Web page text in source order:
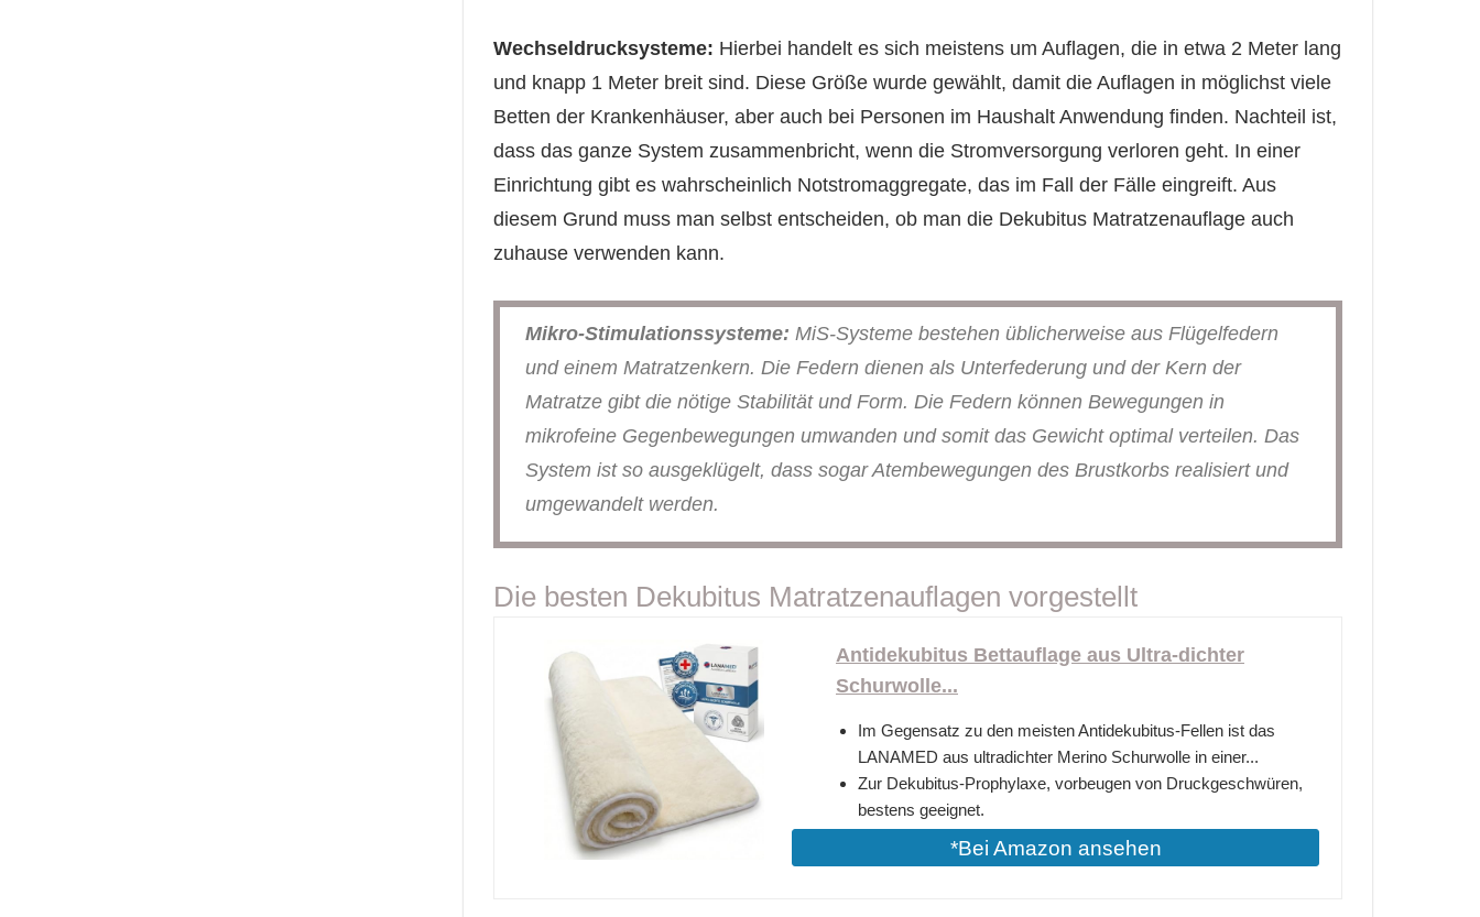
Wechseldrucksysteme: Hierbei handelt es sich meistens um Auflagen, die in etwa 2 Meter lang
und knapp 1 Meter breit sind. Diese Größe wurde gewählt, damit die Auflagen in möglichst viele
Betten der Krankenhäuser, aber auch bei Personen im Haushalt Anwendung finden. Nachteil ist,
dass das ganze System zusammenbricht, wenn die Stromversorgung verloren geht. In einer
Einrichtung gibt es wahrscheinlich Notstromaggregate, das im Fall der Fälle eingreift. Aus
diesem Grund muss man selbst entscheiden, ob man die Dekubitus Matratzenauflage auch
zuhause verwenden kann.
Mikro-Stimulationssysteme: MiS-Systeme bestehen üblicherweise aus Flügelfedern
und einem Matratzenkern. Die Federn dienen als Unterfederung und der Kern der
Matratze gibt die nötige Stabilität und Form. Die Federn können Bewegungen in
mikrofeine Gegenbewegungen umwanden und somit das Gewicht optimal verteilen. Das
System ist so ausgeklügelt, dass sogar Atembewegungen des Brustkorbs realisiert und
umgewandelt werden.
Die besten Dekubitus Matratzenauflagen vorgestellt
Antidekubitus Bettauflage aus Ultra-dichter
Schurwolle...
Im Gegensatz zu den meisten Antidekubitus-Fellen ist das
LANAMED aus ultradichter Merino Schurwolle in einer...
Zur Dekubitus-Prophylaxe, vorbeugen von Druckgeschwüren,
bestens geeignet.
*Bei Amazon ansehen